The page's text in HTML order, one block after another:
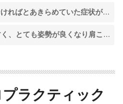
あきらめていた症状がなくなりました！
も姿勢が良くなり肩こりが改善しました！
ラクティック